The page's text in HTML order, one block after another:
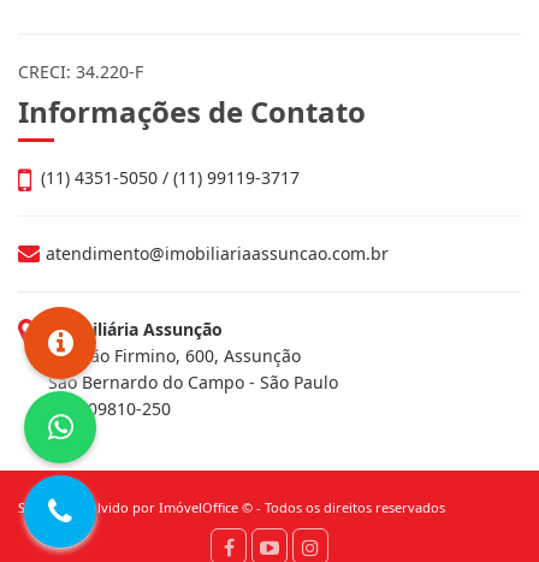
CRECI: 34.220-F
Informações de Contato
(11) 4351-5050 / (11) 99119-3717
atendimento@imobiliariaassuncao.com.br
Imobiliária Assunção
Av. João Firmino, 600, Assunção
São Bernardo do Campo - São Paulo
CEP: 09810-250
Site desenvolvido por ImóvelOffice © - Todos os direitos reservados